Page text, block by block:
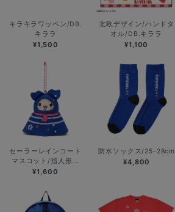
キラキラワッペン/DB.
キララ
¥1,500
北欧デザイン/ハンドタ
オル/DB.キララ
¥1,100
セーラーレインコート
マスコット/指人形...
¥1,600
防水ソックス/25-28cm
¥4,800